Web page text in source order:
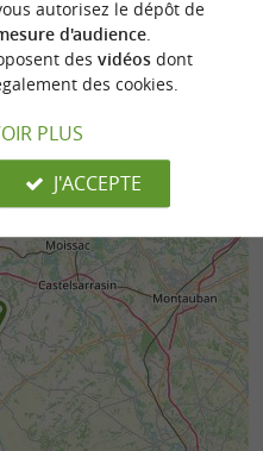
autorisez le dépôt de
d'audience.
des vidéosdont
des cookies.
PLUS
J'ACCEPTE